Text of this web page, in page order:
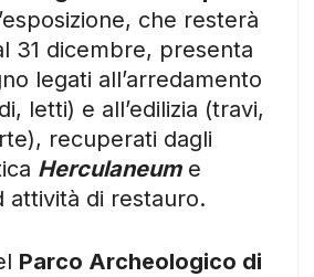
che resterà
31 dicembre, presenta
legati all’arredamento
letti) e all’edilizia (travi,
recuperati dagli
Herculaneume
attività di restauro.
Parco Archeologico di